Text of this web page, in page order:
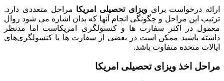
ارائه درخواست برایویزای تحصیلی امریکا مراحل متعددی دارد.
ترتیب این مراحل و چگونگی انجام آنها که بدان اشاره می شود روال
معمول در اکثر سفارت ها و کنسولگری امریکاست اما مدنظر
داشته باشید ممکن است در بعضی از سفارت ها یا کنسولگری‌های
ایالات متحده متفاوت باشد.
مراحل اخذ ویزای تحصیلی امریکا